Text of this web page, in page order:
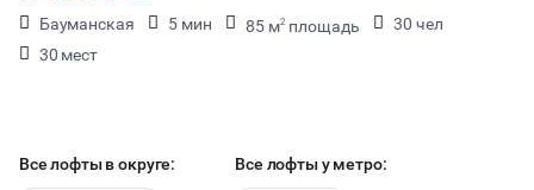
Бауманская 5 мин 85 м2 площадь
30 чел
30 мест
Все лофты в округе: Все лофты у метро: